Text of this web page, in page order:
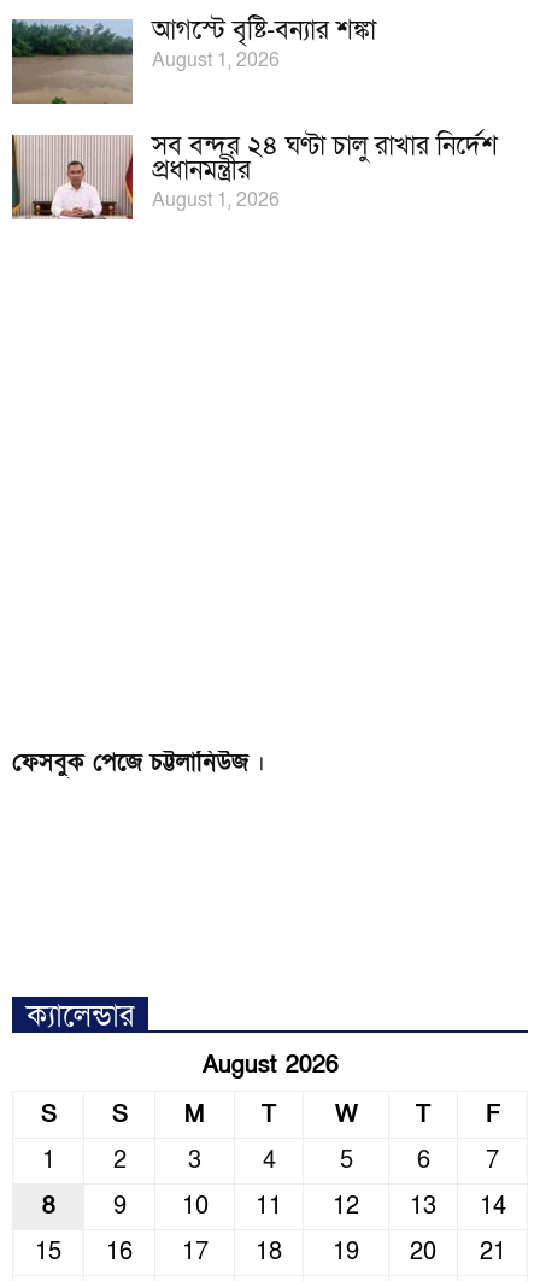
আগস্টে বৃষ্টি-বন্যার শঙ্কা
August 1, 2026
সব বন্দর ২৪ ঘণ্টা চালু রাখার নির্দেশ
প্রধানমন্ত্রীর
August 1, 2026
ফেসবুক পেজে চট্টলানিউজ ।
ক্যালেন্ডার
August 2026
S
S M T W T
F
1
2 3 4 5 6
7
8
9 10 11 12 13
14
15
16 17 18 19 20
21